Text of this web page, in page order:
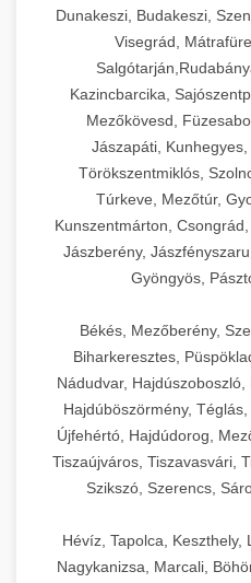
Dunakeszi, Budakeszi,
Visegrád,
Kazincbarcika,
Mezőkövesd,
Jászapáti,
Törökszentmiklós,
Túrkeve, Mezőtúr,
Kunszentmárton,
Jászberény,
Gyöngyös,
Békés, Mezőberény,
Biharkeresztes,
Nádudvar,
Hajdúböszörmény,
Újfehértó, Hajdúdorog,
Tiszaújváros, Tiszavasvári,
Szikszó, Szerencs,
Hévíz, Tapolca,
Nagykanizsa, Marcali,